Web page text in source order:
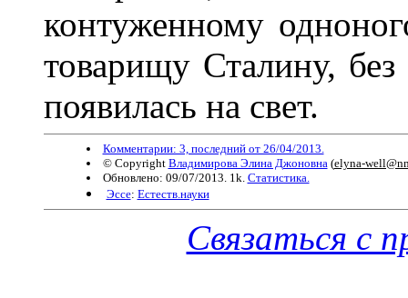
контуженному
товарищу Сталину, без
появилась на свет.
Комментарии: 3, последний от 26/04/2013.
© Copyright Владимирова Элина Джоновна (elyna-
Обновлено: 09/07/2013. 1k. Статистика.
Эссе: Естеств.науки
Связаться с